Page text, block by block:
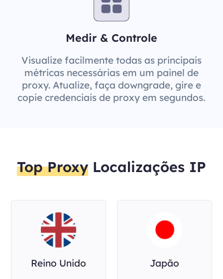
Medir & Controle
Visualize facilmente todas as principais
métricas necessárias em um painel de
proxy. Atualize, faça downgrade, gire e
copie credenciais de proxy em segundos.
Top Proxy Localizações IP
Reino Unido
Japão